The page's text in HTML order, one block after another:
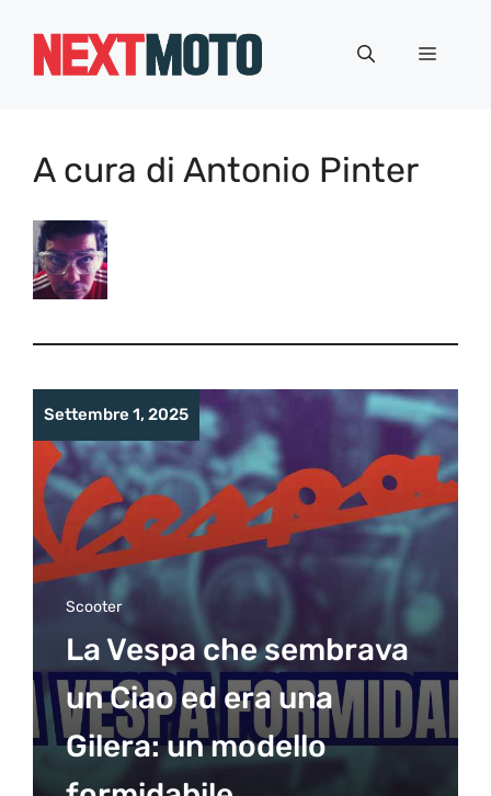
Menu
A cura di Antonio Pinter
Settembre 1, 2025
Scooter
La Vespa che sembrava
un Ciao ed era una
Gilera: un modello